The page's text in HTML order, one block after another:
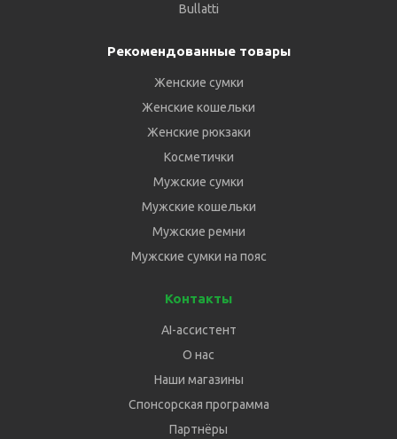
Bullatti
Рекомендованные товары
Женские сумки
Женские кошельки
Женские рюкзаки
Косметички
Мужские сумки
Мужские кошельки
Мужские ремни
Мужские сумки на пояс
Контакты
AI-ассистент
О нас
Наши магазины
Спонсорская программа
Партнёры